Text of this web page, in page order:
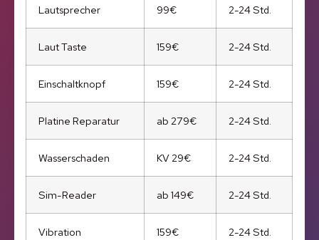
Lautsprecher 99€ 2-24 Std.
Laut Taste 159€ 2-24 Std.
Einschaltknopf 159€ 2-24 Std.
Platine Reparatur ab 279€ 2-24 Std.
Wasserschaden KV 29€ 2-24 Std.
Sim-Reader ab 149€ 2-24 Std.
Vibration 159€ 2-24 Std.